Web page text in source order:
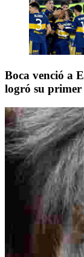
Boca venció a
logró su